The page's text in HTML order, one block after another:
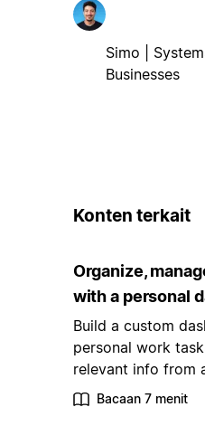
Simo |
Businesses
Konten terkait
Organize,
with a personal
Build a custom
personal work
relevant info from
Bacaan 7 menit